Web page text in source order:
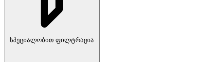
სპეციალობით ფილტრაცია